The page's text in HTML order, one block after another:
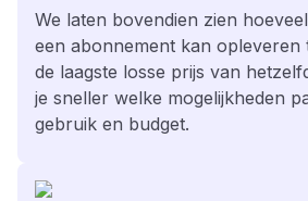
We laten bovendien zien
een abonnement kan opleveren
de laagste losse prijs van
je sneller welke mogelijkheden
gebruik en budget.